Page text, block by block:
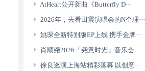
AtHeart公开新曲《Butterfly D···
2026年，去看田震演唱会的N个理···
姚琛全新特别版EP上线 携手金牌···
肖顺尧2026「尧意时光」音乐会···
徐良巡演上海站精彩落幕 以创意···